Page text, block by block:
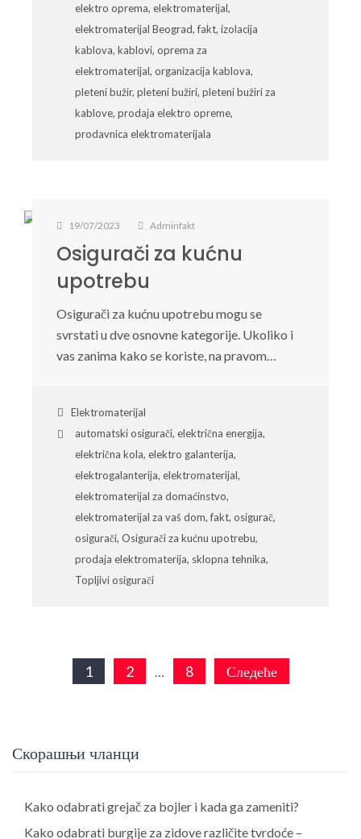
elektro oprema, elektromaterijal,
elektromaterijal Beograd,fakt, izolacija
kablova, kablovi, oprema za
elektromaterijal, organizacija kablova,
pleteni bužir, pleteni bužiri, pleteni bužiri za
kablove, prodaja elektro opreme,
prodavnica elektromaterijala
19/07/2023 Adminfakt
Osigurači za kućnu
upotrebu
Osigurači za kućnu upotrebu mogu se
svrstati u dve osnovne kategorije. Ukoliko i
vas zanima kako se koriste, na pravom…
Elektromaterijal
automatski osigurači, električna energija,
električna kola, elektro galanterija,
elektrogalanterija, elektromaterijal,
elektromaterijal za domaćinstvo,
elektromaterijal za vaš dom,fakt, osigurač,
osigurači, Osigurači za kućnu upotrebu,
prodaja elektromaterija, sklopna tehnika,
Topljivi osigurači
Пагинација
1 2 8 Следеће
Скорашњи чланци
Kako odabrati grejač za bojler i kada ga zameniti?
Kako odabrati burgije za zidove različite tvrdoće –